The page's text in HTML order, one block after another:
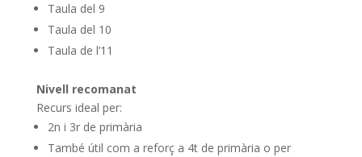
Taula del 9
Taula del 10
Taula de l’11
Nivell recomanat
Recurs ideal per:
2n i 3r de primària
També útil com a reforç a 4t de primària o per